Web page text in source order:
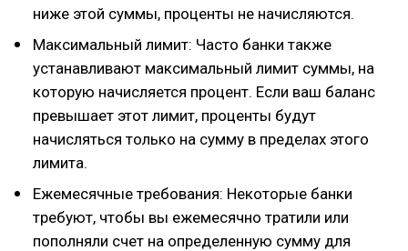
ниже этой суммы, проценты не начисляются.
Максимальный лимит: Часто банки также
устанавливают максимальный лимит суммы, на
которую начисляется процент. Если ваш баланс
превышает этот лимит, проценты будут
начисляться только на сумму в пределах этого
лимита.
Ежемесячные требования: Некоторые банки
требуют, чтобы вы ежемесячно тратили или
пополняли счет на определенную сумму для